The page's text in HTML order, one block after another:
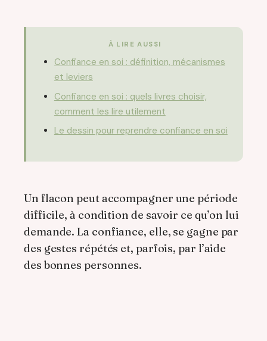
À LIRE AUSSI
Confiance en soi : définition, mécanismes
et leviers
Confiance en soi : quels livres choisir,
comment les lire utilement
Le dessin pour reprendre confiance en soi
Un flacon peut accompagner une période
difficile, à condition de savoir ce qu’on lui
demande. La confiance, elle, se gagne par
des gestes répétés et, parfois, par l’aide
des bonnes personnes.